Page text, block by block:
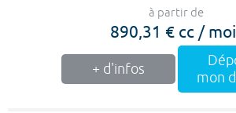
à partir de
890,31 € cc /
+ d'infos
mon